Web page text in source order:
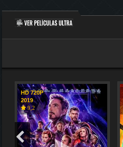
HD 720P
2019
9,2